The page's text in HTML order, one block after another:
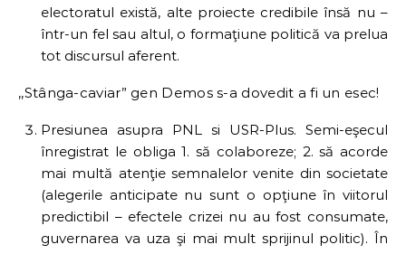
electoratul există, alte proiecte credibile însă nu –
într-un fel sau altul, o formaţiune politică va prelua
tot discursul aferent.
,,Stânga-caviar” gen Demos s-a dovedit a fi un esec!
Presiunea asupra PNL si USR-Plus. Semi-eşecul
înregistrat le obliga 1. să colaboreze; 2. să acorde
mai multă atenţie semnalelor venite din societate
(alegerile anticipate nu sunt o opţiune în viitorul
predictibil – efectele crizei nu au fost consumate,
guvernarea va uza şi mai mult sprijinul politic). În